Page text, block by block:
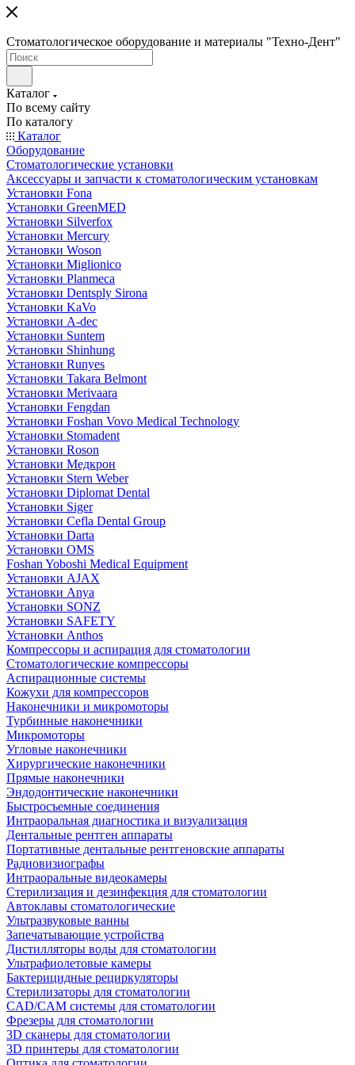
Стоматологическое оборудование и материалы "Техно-Дент"
Каталог
По всему сайту
По каталогу
Каталог
Оборудование
Стоматологические установки
Аксессуары и запчасти к стоматологическим установкам
Установки Fona
Установки GreenMED
Установки Silverfox
Установки Mercury
Установки Woson
Установки Miglionico
Установки Planmeca
Установки Dentsply Sirona
Установки KaVo
Установки A-dec
Установки Suntem
Установки Shinhung
Установки Runyes
Установки Takara Belmont
Установки Merivaara
Установки Fengdan
Установки Foshan Vovo Medical Technology
Установки Stomadent
Установки Roson
Установки Медкрон
Установки Stern Weber
Установки Diplomat Dental
Установки Siger
Установки Cefla Dental Group
Установки Darta
Установки OMS
Foshan Yoboshi Medical Equipment
Установки AJAX
Установки Anya
Установки SONZ
Установки SAFETY
Установки Anthos
Компрессоры и аспирация для стоматологии
Стоматологические компрессоры
Аспирационные системы
Кожухи для компрессоров
Наконечники и микромоторы
Турбинные наконечники
Микромоторы
Угловые наконечники
Хирургические наконечники
Прямые наконечники
Эндодонтические наконечники
Быстросъемные соединения
Интраоральная диагностика и визуализация
Дентальные рентген аппараты
Портативные дентальные рентгеновские аппараты
Радиовизиографы
Интраоральные видеокамеры
Стерилизация и дезинфекция для стоматологии
Автоклавы стоматологические
Ультразвуковые ванны
Запечатывающие устройства
Дистилляторы воды для стоматологии
Ультрафиолетовые камеры
Бактерицидные рециркуляторы
Стерилизаторы для стоматологии
CAD/CAM системы для стоматологии
Фрезеры для стоматологии
3D cканеры для стоматологии
3D принтеры для стоматологии